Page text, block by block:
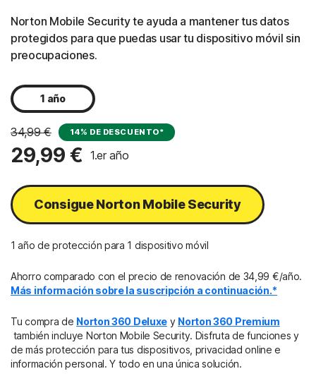
Norton Mobile Security te ayuda a mantener tus datos
protegidos para que puedas usar tu dispositivo móvil sin
preocupaciones.
1 año
34,99 € 14% DE DESCUENTO*
29,99 € 1.er año
Consigue Norton Mobile Security
1 año de protección para 1 dispositivo móvil
Ahorro comparado con el precio de renovación de 34,99 €/año.
Más información sobre la suscripción a continuación.*
Tu compra de Norton 360 Deluxe y Norton 360 Premium
también incluye Norton Mobile Security. Disfruta de funciones y
de más protección para tus dispositivos, privacidad online e
información personal. Y todo en una única solución.